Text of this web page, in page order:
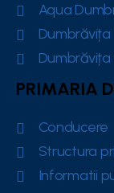
Aqua
Dumbrăvița
Dumbrăvița
PRIMARIA
Conducere
Structura
Informatii